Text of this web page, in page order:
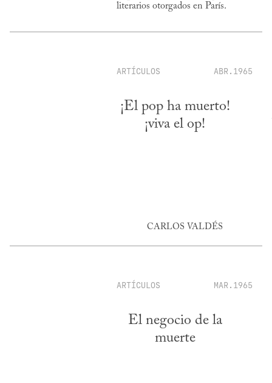
literarios otorgados en París.
ARTÍCULOS ABR.1965
¡El pop ha muerto!
¡viva el op!
CARLOS VALDÉS
ARTÍCULOS MAR.1965
El negocio de la
muerte